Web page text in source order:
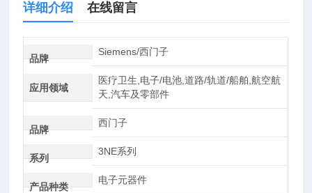
详细介绍 在线留言
品牌
Siemens/西门子
应用领域
医疗卫生,电子/电池,道路/轨道/船舶,航空航
天,汽车及零部件
品牌
西门子
系列
3NE系列
产品种类
电子元器件